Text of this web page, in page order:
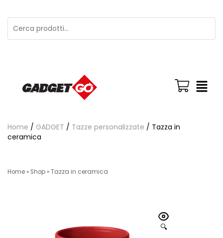
Home / GADGET / Tazze personalizzate / Tazza in
ceramica
Home » Shop »Tazza in ceramica
🔍